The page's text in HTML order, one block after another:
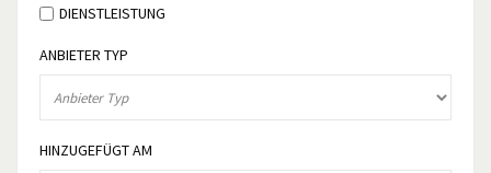
DIENSTLEISTUNG
ANBIETER TYP
HINZUGEFÜGT AM